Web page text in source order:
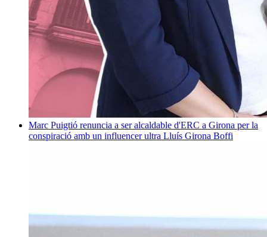
Marc Puigtió renuncia a ser alcaldable d'ERC a Girona per la
conspiració amb un influencer ultra Lluís Girona Boffi